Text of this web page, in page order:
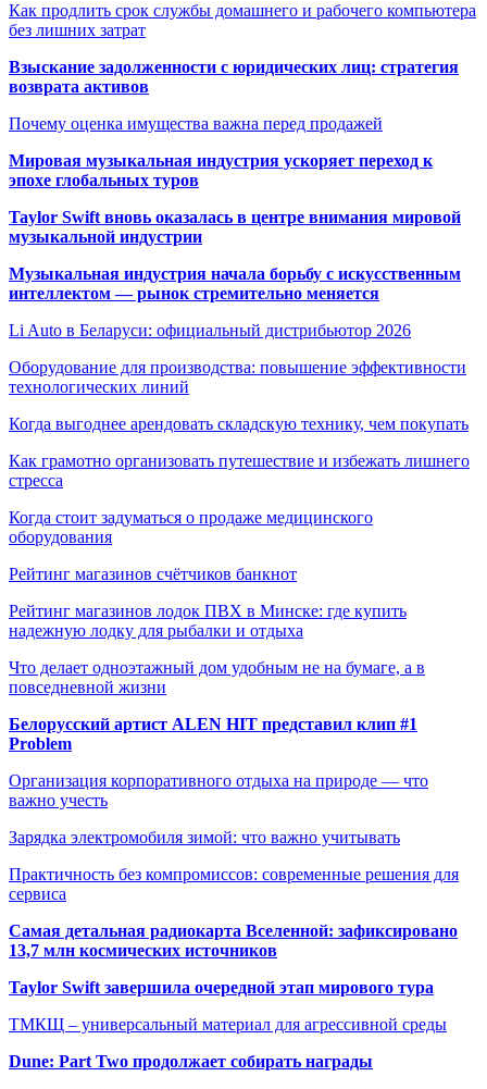
Как продлить срок службы домашнего и рабочего компьютера
без лишних затрат
Взыскание задолженности с юридических лиц: стратегия
возврата активов
Почему оценка имущества важна перед продажей
Мировая музыкальная индустрия ускоряет переход к
эпохе глобальных туров
Taylor Swift вновь оказалась в центре внимания мировой
музыкальной индустрии
Музыкальная индустрия начала борьбу с искусственным
интеллектом — рынок стремительно меняется
Li Auto в Беларуси: официальный дистрибьютор 2026
Оборудование для производства: повышение эффективности
технологических линий
Когда выгоднее арендовать складскую технику, чем покупать
Как грамотно организовать путешествие и избежать лишнего
стресса
Когда стоит задуматься о продаже медицинского
оборудования
Рейтинг магазинов счётчиков банкнот
Рейтинг магазинов лодок ПВХ в Минске: где купить
надежную лодку для рыбалки и отдыха
Что делает одноэтажный дом удобным не на бумаге, а в
повседневной жизни
Белорусский артист ALEN HIT представил клип #1
Problem
Организация корпоративного отдыха на природе — что
важно учесть
Зарядка электромобиля зимой: что важно учитывать
Практичность без компромиссов: современные решения для
сервиса
Самая детальная радиокарта Вселенной: зафиксировано
13,7 млн космических источников
Taylor Swift завершила очередной этап мирового тура
ТМКЩ – универсальный материал для агрессивной среды
Dune: Part Two продолжает собирать награды